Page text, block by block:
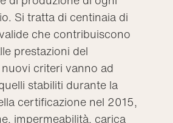
Si tratta di centinaia di
che contribuiscono
prestazioni del
criteri vanno ad
stabiliti durante la
certificazione nel 2015,
impermeabilità, carica